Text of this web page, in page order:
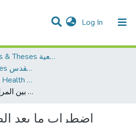
Log In (current)
& Collections
of DSpace
Dissertations & Theses الرسائل الجامعية
AQU Master Theses الرسائل الجامعية الخاصة بجامعة القدس
Community Mental Health الصحة النفسية المجتمعية
اضطراب ما بعد الصدمة الناتج عن صدمة الحرب والدعم الاجتماعي والأسري بين المراهقين في قطاع غزة
اضطراب ما بعد